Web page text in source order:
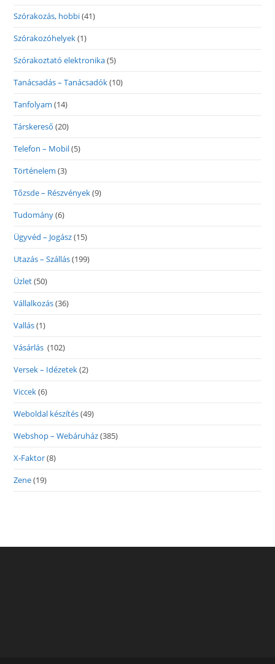
Szórakozás, hobbi(41)
Szórakozóhelyek(1)
Szórakoztató elektronika(5)
Tanácsadás – Tanácsadók(10)
Tanfolyam (14)
Társkereső (20)
Telefon – Mobil(5)
Történelem (3)
Tőzsde – Részvények(9)
Tudomány(6)
Ügyvéd – Jogász(15)
Utazás – Szállás(199)
Üzlet(50)
Vállalkozás(36)
Vallás(1)
Vásárlás (102)
Versek – Idézetek(2)
Viccek(6)
Weboldal készítés(49)
Webshop – Webáruház(385)
X-Faktor(8)
Zene(19)